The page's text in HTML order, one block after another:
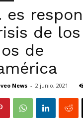
Noticias
|
es
de los
de
News - 2 junio, 2021